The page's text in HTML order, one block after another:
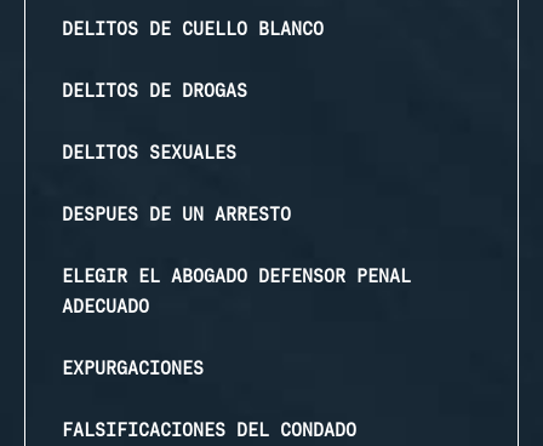
DELITOS DE CUELLO BLANCO
DELITOS DE DROGAS
DELITOS SEXUALES
DESPUES DE UN ARRESTO
ELEGIR EL ABOGADO DEFENSOR PENAL
ADECUADO
EXPURGACIONES
FALSIFICACIONES DEL CONDADO